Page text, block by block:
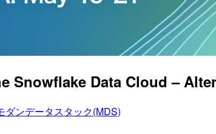
Snowflake Data Cloud –
ダンデータスタック(MDS)